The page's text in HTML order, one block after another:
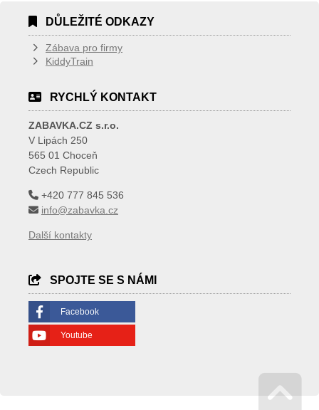
DŮLEŽITÉ ODKAZY
Zábava pro firmy
KiddyTrain
RYCHLÝ KONTAKT
ZABAVKA.CZ s.r.o.
V Lipách 250
565 01 Choceň
Czech Republic
+420 777 845 536
info@zabavka.cz
Další kontakty
SPOJTE SE S NÁMI
Facebook
Youtube